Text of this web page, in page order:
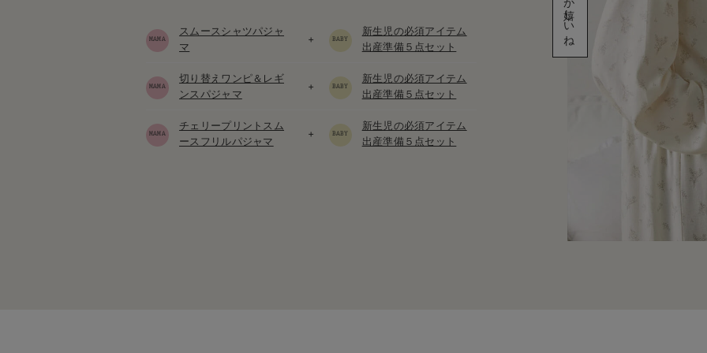
スムースシャツパジャ
マ
+
新生児の必須アイテム
出産準備５点セット
切り替えワンピ＆レギ
ンスパジャマ
+
新生児の必須アイテム
出産準備５点セット
チェリープリントスム
ースフリルパジャマ
+
新生児の必須アイテム
出産準備５点セット